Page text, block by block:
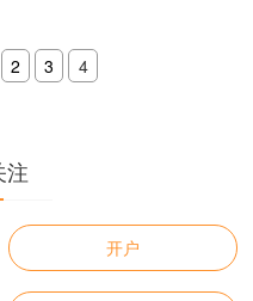
2 3 4
注
开户